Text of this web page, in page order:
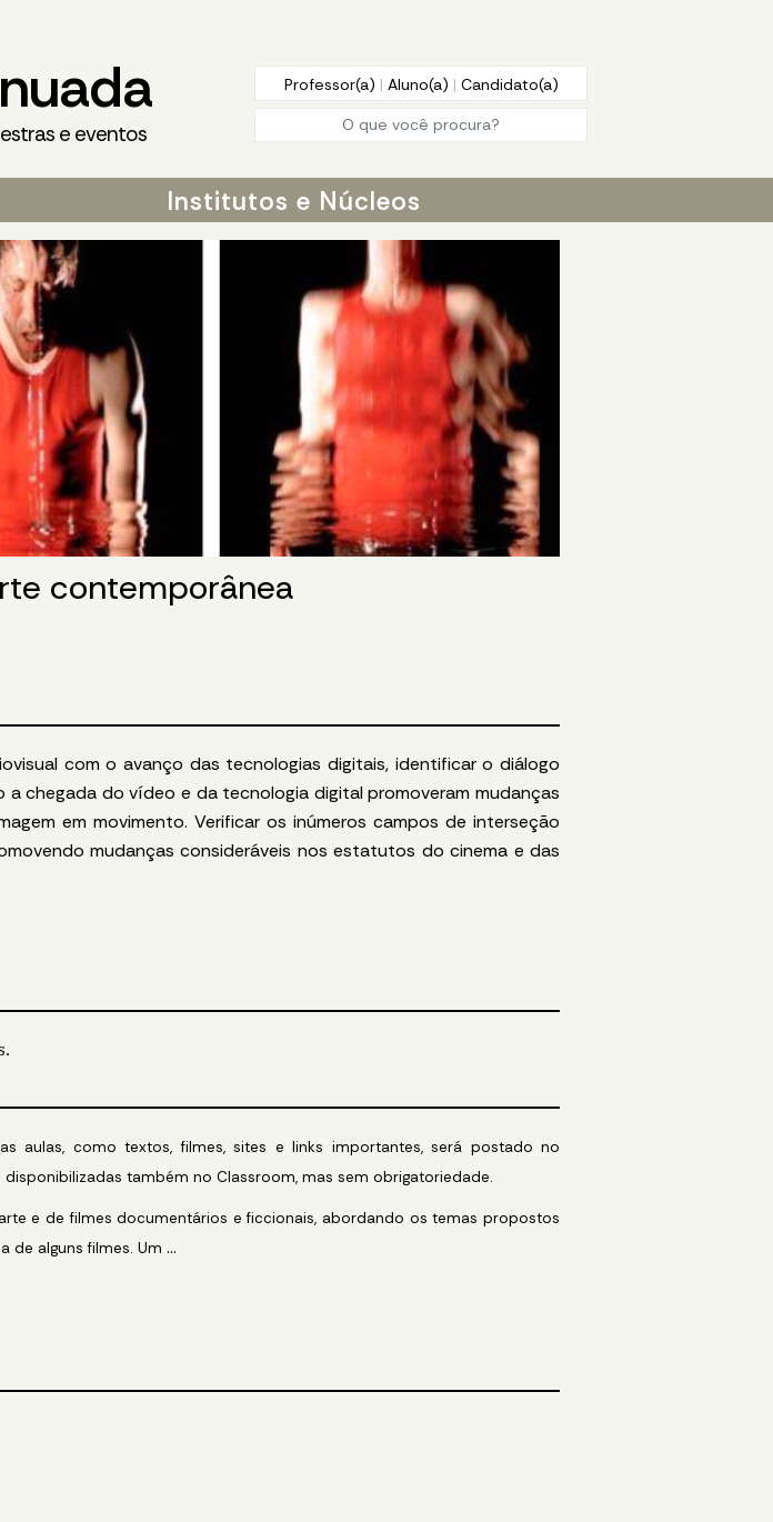
e eventos
Professor(a) | Aluno(a) | Candidato(a)
Institutos e Núcleos
contemporânea
com o avanço das tecnologias digitais, identificar o diálogo
chegada do vídeo e da tecnologia digital promoveram mudanças
em movimento. Verificar os inúmeros campos de interseção
mudanças consideráveis nos estatutos do cinema e das
aulas, como textos, filmes, sites e links importantes, será postado no
também no Classroom, mas sem obrigatoriedade.
e de filmes documentários e ficcionais, abordando os temas propostos
de alguns filmes. Um ...